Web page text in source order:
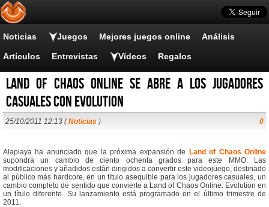
Noticias Juegos Mejores juegos online Análisis
Artículos Entrevistas Vídeos Regalos
Land of Chaos Online se abre a los jugadores
casuales con Evolution
25/10/2011 12:13 (Noticias ) 0
Alaplaya ha anunciado que la próxima expansión de
Land of Chaos Online
supondrá un cambio de ciento ochenta grados para este MMO. Las
modificaciones y añadidos están dirigidos a convertir este videojuego, destinado
al público más hardcore, en un título asequible para los jugadores casuales, un
cambio completo de sentido que convierte a Land of Chaos Online: Evolution en
un título diferente. Su lanzamiento está programado en el último trimestre de
2011.